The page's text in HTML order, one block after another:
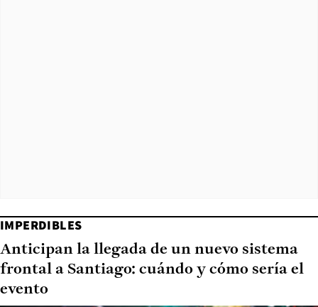
IMPERDIBLES
Anticipan la llegada de un nuevo sistema
frontal a Santiago: cuándo y cómo sería el
evento